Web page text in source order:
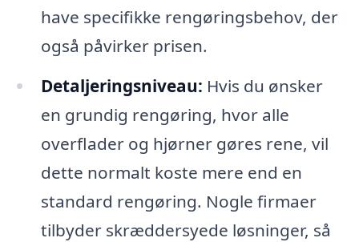
have specifikke rengøringsbehov, der
også påvirker prisen.
Detaljeringsniveau: Hvis du ønsker
en grundig rengøring, hvor alle
overflader og hjørner gøres rene, vil
dette normalt koste mere end en
standard rengøring. Nogle firmaer
tilbyder skræddersyede løsninger, så